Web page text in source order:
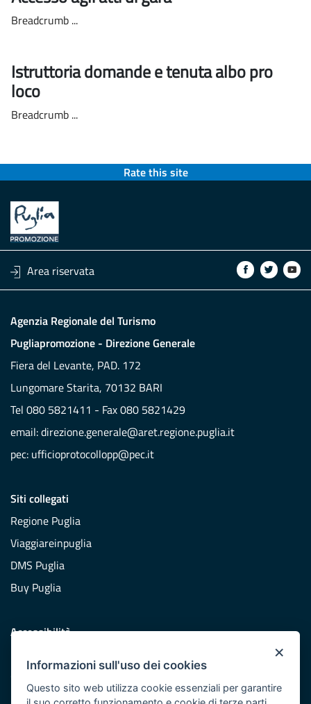
×
Informazioni sull'uso dei cookies
Questo sito web utilizza cookie essenziali per garantire
Breadcrumb ...
Istruttoria domande e tenuta albo pro
loco
Breadcrumb ...
Rate this site
Area riservata
Agenzia Regionale del Turismo
Pugliapromozione - Direzione Generale
Fiera del Levante, PAD. 172
Lungomare Starita, 70132 BARI
Tel 080 5821411 - Fax 080 5821429
email:direzione.generale@aret.regione.puglia.it
pec: ufficioprotocollopp@pec.it
Siti collegati
Regione Puglia
Viaggiareinpuglia
DMS Puglia
Buy Puglia
Accessibilità
Redazione